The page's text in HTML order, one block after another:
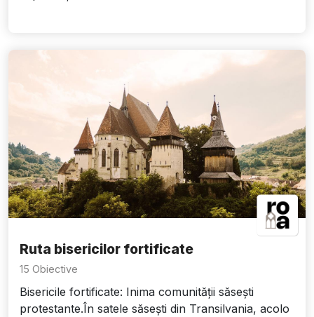
Ruta bisericilor fortificate
15 Obiective
Bisericile fortificate: Inima comunității săsești
protestante.În satele săsești din Transilvania, acolo